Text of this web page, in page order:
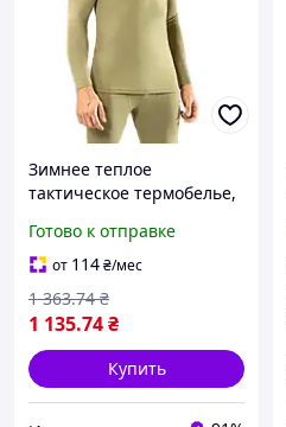
Зимнее теплое
тактическое термобелье,
армейское термобелье
для военных, размер L XL
Готово к отправке
от 114₴/мес
1 135.74₴
1 363.74 ₴
Купить